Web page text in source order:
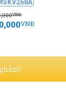
VNĐ
VNĐ